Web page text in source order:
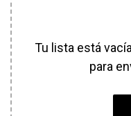
Tu lista está
para